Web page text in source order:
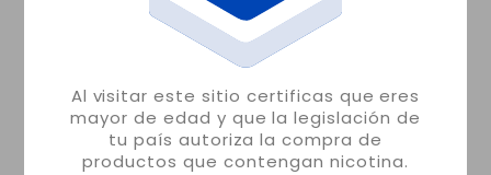
Al visitar este sitio certificas que eres
mayor de edad y que la legislación de
tu país autoriza la compra de
productos que contengan nicotina.